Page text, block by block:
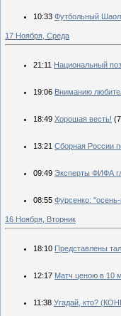
10:33 Футбольный
17 Ноября, Среда
21:11 Национальный
19:06 Вниманию
18:49 Хорошая весть!
13:21 Сборная России
09:49 Эксперты ФИФА
08:55 Фурсенко:
16 Ноября, Вторник
18:10 Представлены
12:17 Матч ценою в 10
11:38 Угадай, кто?